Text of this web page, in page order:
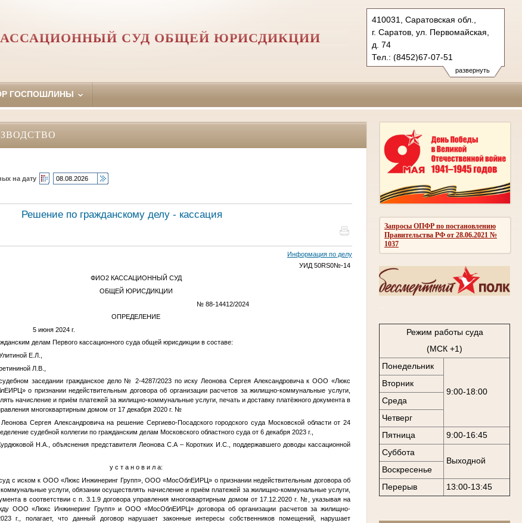
развернуть
410031, Саратовская обл.,
г. Саратов, ул. Первомайская,
д. 74
Тел.: (8452)67-07-51
(8452)98-28-84
(8452)98-33-51
СУД ОБЩЕЙ ЮРИСДИКЦИИ
ГОСПОШЛИНЫ
Запросы ОПФР по постановлению
Правительства РФ от 28.06.2021 №
1037
Режим работы суда
(МСК +1)
Понедельник
9:00-18:00
Вторник
Среда
Четверг
Пятница
9:00-16:45
Суббота
Выходной
Воскресенье
Перерыв
13:00-13:45
на дату
Решение по гражданскому делу - кассация
Информация по делу
УИД 50RS0№-14
ФИО2КАССАЦИОННЫЙ СУД
ОБЩЕЙ ЮРИСДИКЦИИ
№ 88-14412/2024
ОПРЕДЕЛЕНИЕ
2024 г.
делам Первого кассационного суда общей юрисдикции в составе:
Е.Л.,
Л.В.,
заседании гражданское дело № 2-4287/2023 по иску Леонова Сергея Александровича к ООО «Люкс
о признании недействительным договора об организации расчетов за жилищно-коммунальные услуги,
начисление и приём платежей за жилищно-коммунальные услуги, печать и доставку платёжного документа в
многоквартирным домом от 17 декабря 2020 г. №
Сергея Александровича на решение Сергиево-Посадского городского суда Московской области от 24
судебной коллегии по гражданским делам Московского областного суда от 6 декабря 2023 г.,
Н.А., объяснения представителя Леонова С.А – Коротких И.С., поддержавшего доводы кассационной
у с т а н о в и л а:
с иском к ООО «Люкс Инжинеринг Групп», ООО «МосОблЕИРЦ» о признании недействительным договора об
услуги, обязании осуществлять начисление и приём платежей за жилищно-коммунальные услуги,
в соответствии с п. 3.1.9 договора управления многоквартирным домом от 17.12.2020 г. № , указывая на
ООО «Люкс Инжинеринг Групп» и ООО «МосОблЕИРЦ» договора об организации расчетов за жилищно-
г., полагает, что данный договор нарушает законные интересы собственников помещений, нарушает